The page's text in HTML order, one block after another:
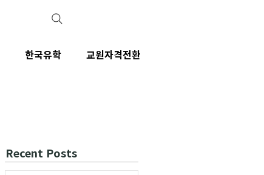
Recent Posts
한국유학 교원자격전환